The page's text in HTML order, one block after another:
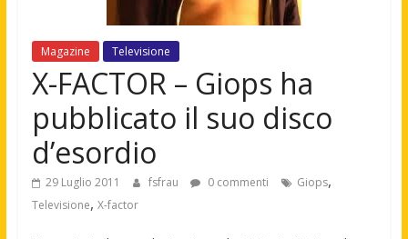
Magazine Televisione
X-FACTOR – Giops ha
pubblicato il suo disco
d’esordio
29 Luglio 2011 fsfrau 0 commenti Giops,
Televisione, X-factor